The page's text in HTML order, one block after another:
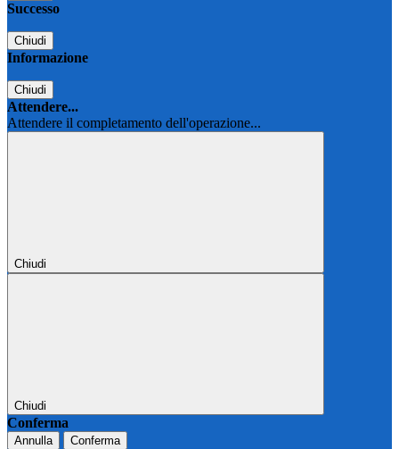
Successo
Chiudi
Informazione
Chiudi
Attendere...
Attendere il completamento dell'operazione...
Chiudi
Chiudi
Conferma
Annulla Conferma